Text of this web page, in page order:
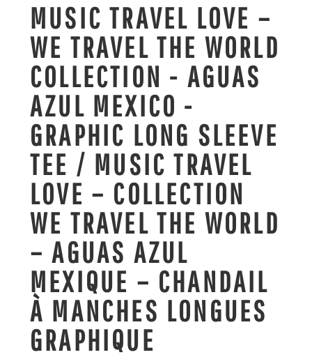
MUSIC TRAVEL LOVE –
WE TRAVEL THE WORLD
COLLECTION - AGUAS
AZUL MEXICO -
GRAPHIC LONG SLEEVE
TEE / MUSIC TRAVEL
LOVE – COLLECTION
WE TRAVEL THE WORLD
– AGUAS AZUL
MEXIQUE – CHANDAIL
À MANCHES LONGUES
GRAPHIQUE